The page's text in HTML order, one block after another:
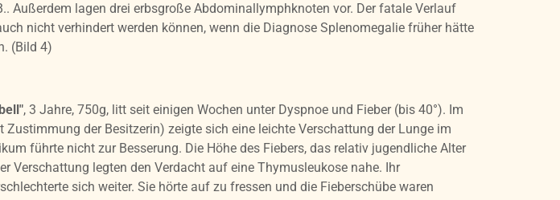
Außerdem lagen drei erbsgroße Abdominallymphknoten vor. Der fatale Verlauf
nicht verhindert werden können, wenn die Diagnose Splenomegalie früher hätte
(Bild 4)
, 3 Jahre, 750g, litt seit einigen Wochen unter Dyspnoe und Fieber (bis 40°). Im
Zustimmung der Besitzerin) zeigte sich eine leichte Verschattung der Lunge im
führte nicht zur Besserung. Die Höhe des Fiebers, das relativ jugendliche Alter
Verschattung legten den Verdacht auf eine Thymusleukose nahe. Ihr
sich weiter. Sie hörte auf zu fressen und die Fieberschübe waren